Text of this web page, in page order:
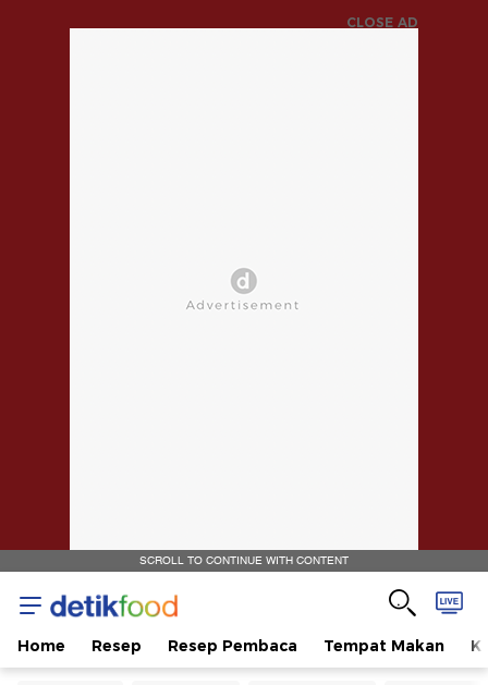
CLOSE AD
SCROLL TO CONTINUE WITH CONTENT
Home Resep Resep Pembaca Tempat Makan